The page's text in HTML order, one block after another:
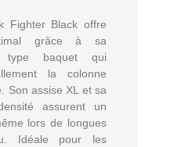
Fighter Black offre
grâce à sa
type baquet qui
la colonne
Son assise XL et sa
assurent un
lors de longues
Idéale pour les